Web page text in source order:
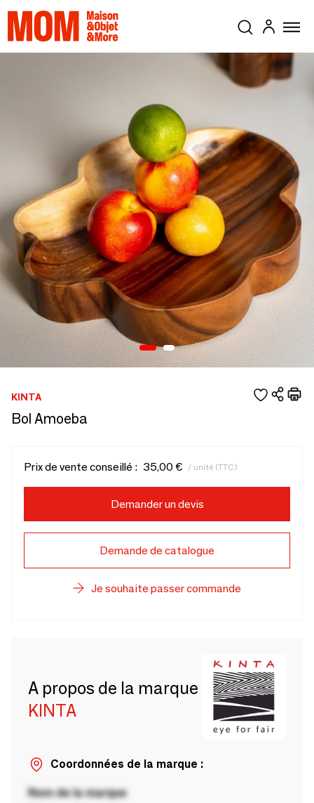
KINTA
Bol Amoeba
Prix de vente conseillé : 35,00 € / unité (TTC)
Demander un devis
Demande de catalogue
Je souhaite passer commande
A propos de la marque
KINTA
Coordonnées de la marque :
Nom de la marque